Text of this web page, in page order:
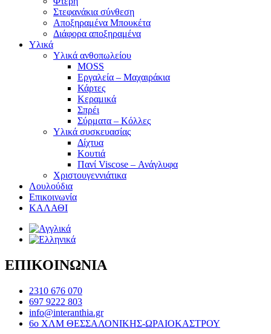
Στεφανάκια σύνθεση
Αποξηραμένα Μπουκέτα
Διάφορα αποξηραμένα
Υλικά
Υλικά ανθοπωλείου
MOSS
Εργαλεία – Μαχαιράκια
Κάρτες
Κεραμικά
Σπρέι
Σύρματα – Κόλλες
Υλικά συσκευασίας
Δίχτυα
Κουτιά
Πανί Viscose – Ανάγλυφα
Χριστουγεννιάτικα
Λουλούδια
Επικοινωνία
ΚΑΛΑΘΙ
ΕΠΙΚΟΙΝΩΝΙΑ
2310 676 070
697 9222 803
info@interanthia.gr
6ο ΧΛΜ ΘΕΣΣΑΛΟΝΙΚΗΣ-ΩΡΑΙΟΚΑΣΤΡΟΥ